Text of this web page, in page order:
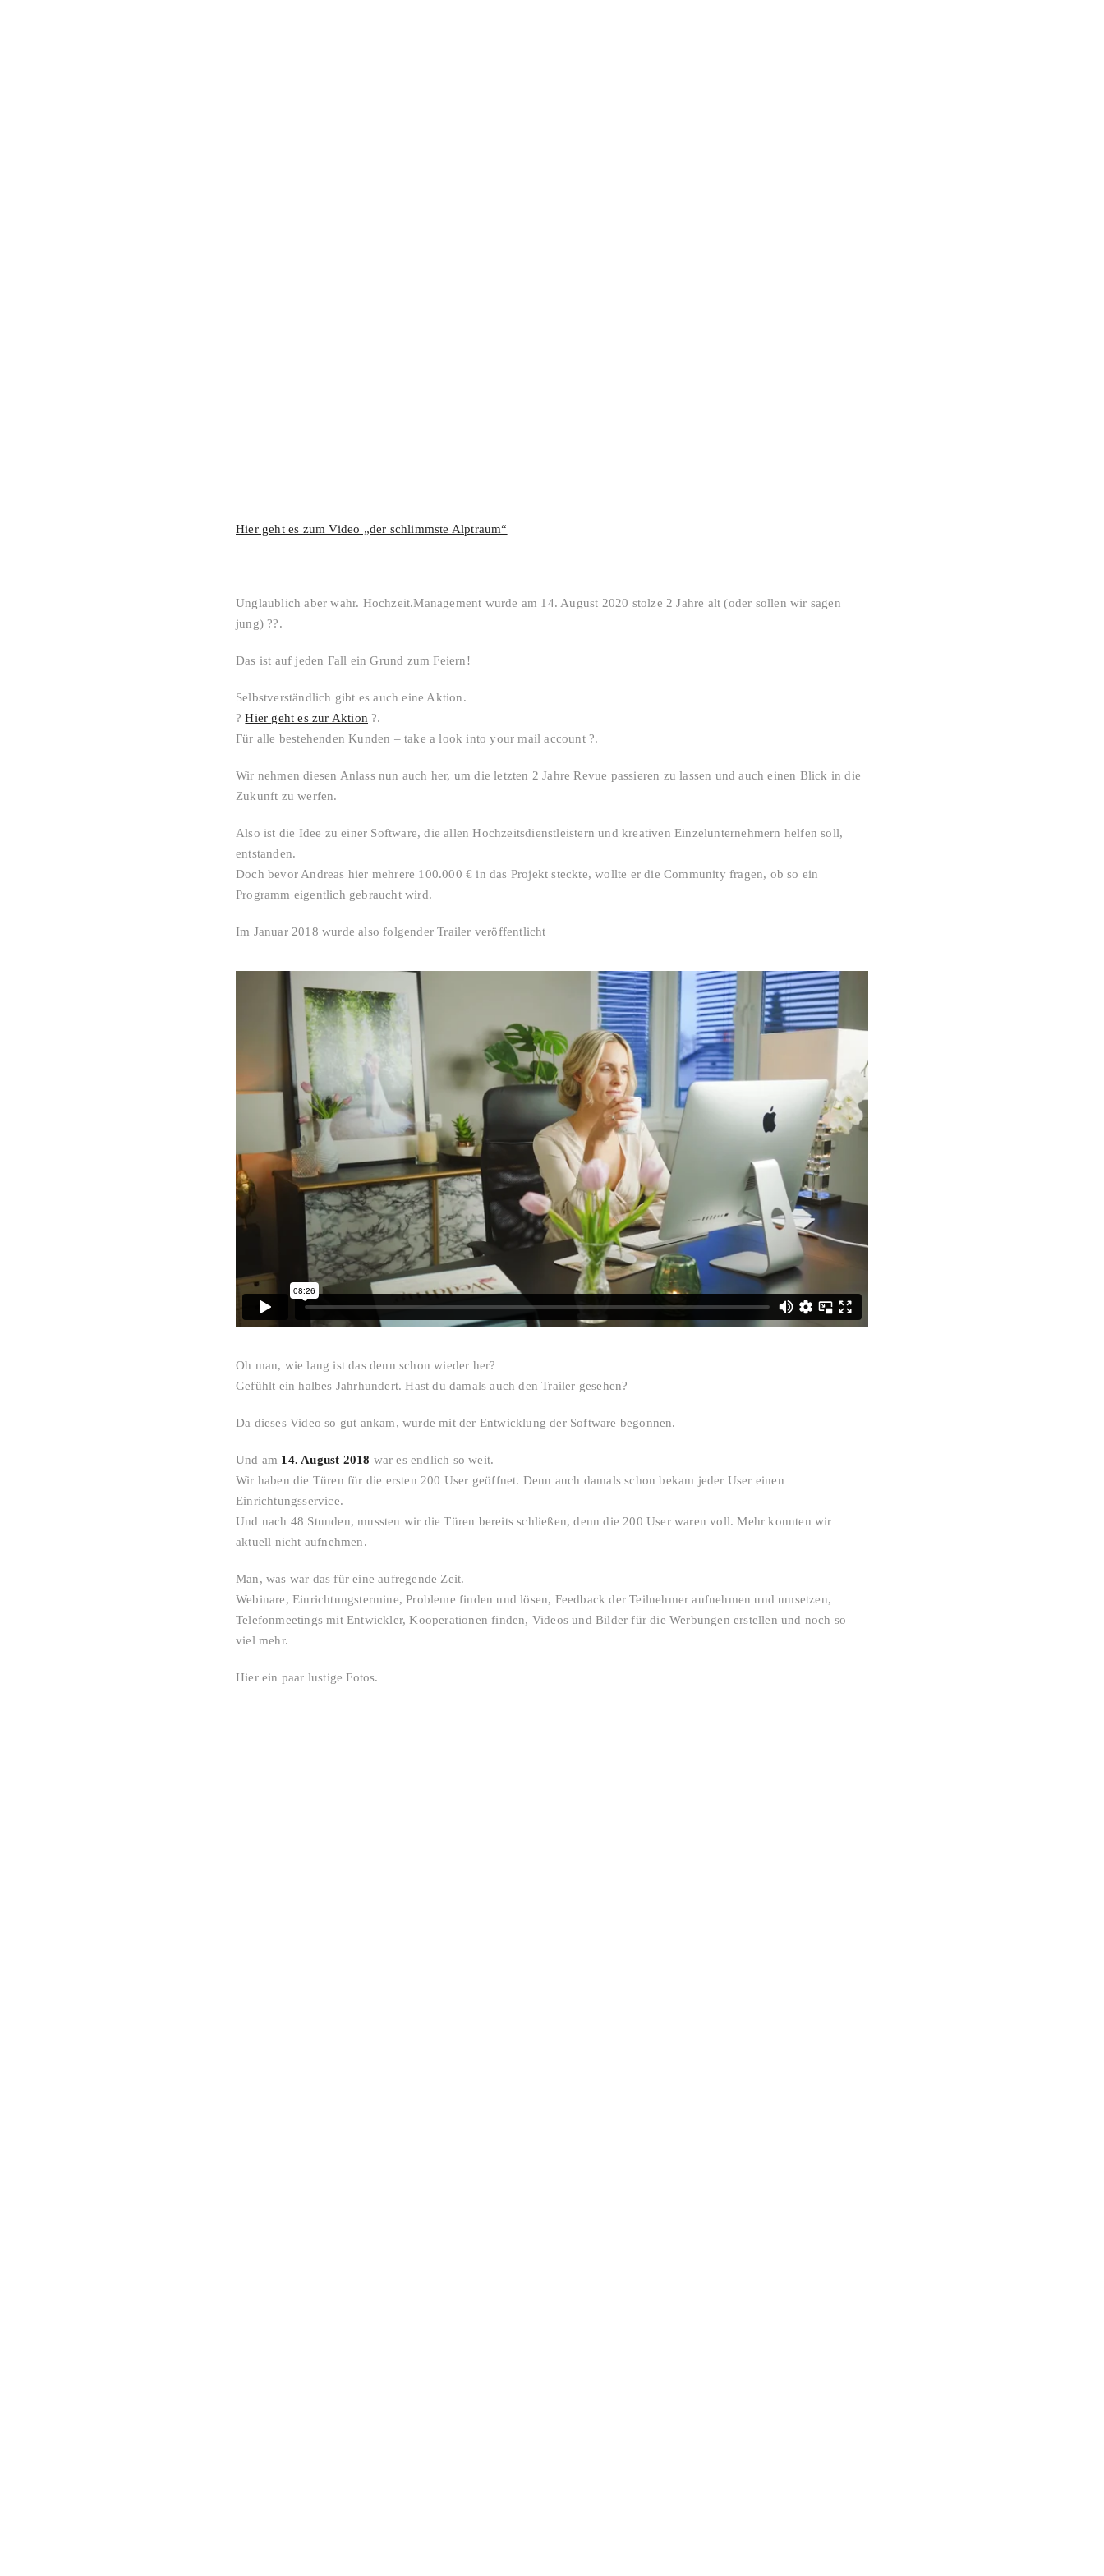
Hier geht es zum Video „der schlimmste Alptraum“
Unglaublich aber wahr. Hochzeit.Management wurde am 14. August 2020 stolze 2 Jahre alt (oder sollen wir sagen
jung) ??.
Das ist auf jeden Fall ein Grund zum Feiern!
Selbstverständlich gibt es auch eine Aktion.
?Hier geht es zur Aktion ?.
Für alle bestehenden Kunden – take a look into your mail account ?.
Wir nehmen diesen Anlass nun auch her, um die letzten 2 Jahre Revue passieren zu lassen und auch einen Blick in die
Zukunft zu werfen.
Also ist die Idee zu einer Software, die allen Hochzeitsdienstleistern und kreativen Einzelunternehmern helfen soll,
entstanden.
Doch bevor Andreas hier mehrere 100.000 € in das Projekt steckte, wollte er die Community fragen, ob so ein
Programm eigentlich gebraucht wird.
Im Januar 2018 wurde also folgender Trailer veröffentlicht
Oh man, wie lang ist das denn schon wieder her?
Gefühlt ein halbes Jahrhundert. Hast du damals auch den Trailer gesehen?
Da dieses Video so gut ankam, wurde mit der Entwicklung der Software begonnen.
Und am 14. August 2018 war es endlich so weit.
Wir haben die Türen für die ersten 200 User geöffnet. Denn auch damals schon bekam jeder User einen
Einrichtungsservice.
Und nach 48 Stunden, mussten wir die Türen bereits schließen, denn die 200 User waren voll. Mehr konnten wir
aktuell nicht aufnehmen.
Man, was war das für eine aufregende Zeit.
Webinare, Einrichtungstermine, Probleme finden und lösen, Feedback der Teilnehmer aufnehmen und umsetzen,
Telefonmeetings mit Entwickler, Kooperationen finden, Videos und Bilder für die Werbungen erstellen und noch so
viel mehr.
Hier ein paar lustige Fotos.